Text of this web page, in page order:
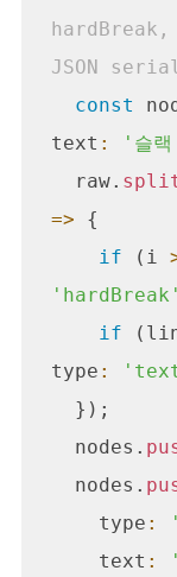
JSON
const
text : '슬
  raw.
=> {
if (i
if
type :
  nodes.
  nodes.
    type
:
    text
: